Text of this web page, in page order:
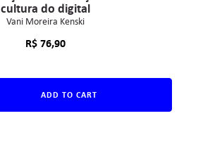
cultura do digital
Vani Moreira Kenski
R$76,90
ADD TO CART